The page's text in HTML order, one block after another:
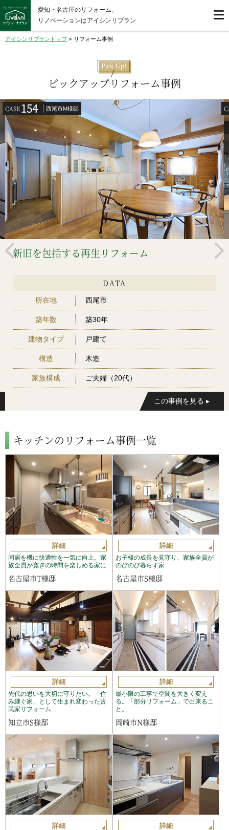
愛知・名古屋のリフォーム、
リノベーションはアイシンリブラン
アイシンリブラントップ> リフォーム事例
ピックアップリフォーム事例
CASE154 西尾市M様邸
新旧を包括する再生リフォーム
DATA
所在地 西尾市
築年数 築30年
建物タイプ 戸建て
構造 木造
家族構成 ご夫婦（20代）
キッチンのリフォーム事例一覧
詳細
同居を機に快適性を一気に向上。家
族全員が寛ぎの時間を楽しめる家に
名古屋市T様邸
詳細
お子様の成長を見守り、家族全員が
のびのび暮らす家
名古屋市S様邸
詳細
先代の思いを大切に守りたい。「住
み継ぐ家」として生まれ変わった古
民家リフォーム
知立市S様邸
詳細
最小限の工事で空間を大きく変え
る。「部分リフォーム」で出来るこ
と。
岡崎市N様邸
詳細 詳細